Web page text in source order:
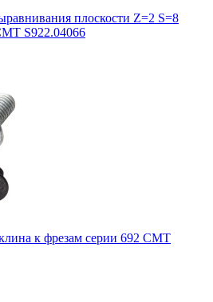
плоскости Z=2 S=8
S922.04066
к фрезам серии 692 CMT